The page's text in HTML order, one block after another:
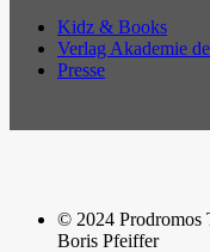
Kidz & Books
Verlag Akademie
Presse
© 2024 Prodromos
Boris Pfeiffer